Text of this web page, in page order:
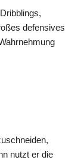
defensives
nutzt er die